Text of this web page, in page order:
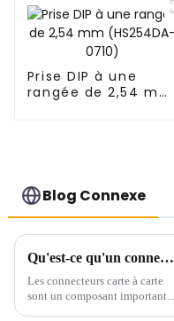
Prise DIP à une
rangée de 2,54 mm
Blog Connexe
Qu'est-ce qu'un connecteur carte à carte ?
Les connecteurs carte à carte
sont un composant important